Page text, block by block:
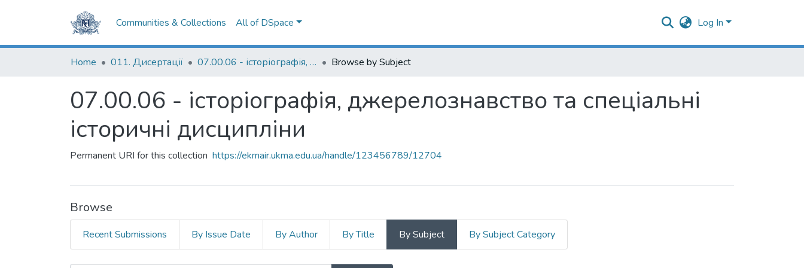
Communities & Collections All of DSpace Log In
Home 011. Дисертації 07.00.06 - історіографія, джерелознавство та спеціальні історичні дисципліни Browse by Subject
07.00.06 - історіографія, джерелознавство та спеціальні
історичні дисципліни
Permanent URI for this collection https://ekmair.ukma.edu.ua/handle/123456789/12704
Browse
Recent Submissions By Issue Date By Author By Title By Subject By Subject Category